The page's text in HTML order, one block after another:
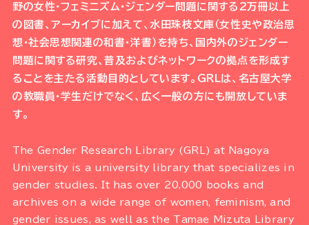
野の女性・フェミニズム・ジェンダー問題に関する2万冊以上
の図書、アーカイブに加えて、水田珠枝文庫（女性史や政治思
想・社会思想関連の和書・洋書）を持ち、国内外のジェンダー
問題に関する研究、普及およびネットワークの拠点を形成す
ることを主たる活動目的としています。GRLは、名古屋大学
の教職員・学生だけでなく、広く一般の方にも開放していま
す。
The Gender Research Library (GRL) at Nagoya
University is a university library that specializes in
gender studies. It has over 20,000 books and
archives on a wide range of women, feminism, and
gender issues, as well as the Tamae Mizuta Library